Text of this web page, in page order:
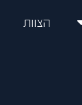
הצוות